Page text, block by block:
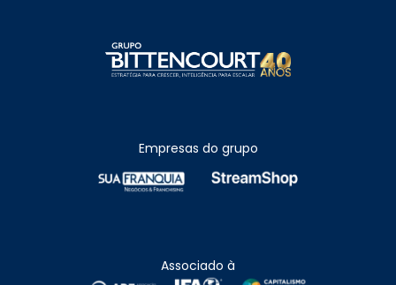
Empresas do grupo
Associado à